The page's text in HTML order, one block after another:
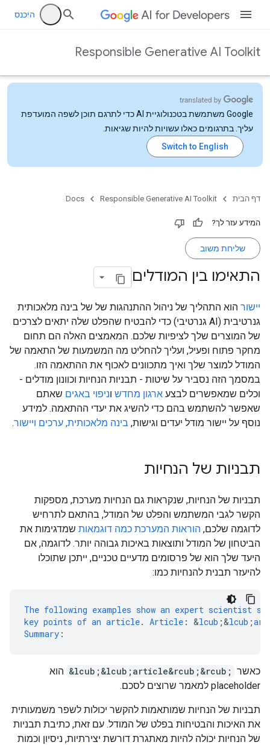
היכנס
Responsible Generative AI Toolkit
‫Google משתמשת בטכנולוגיית AI כדי לתרגם תוכן לשפה המועדפת
עליך. בתרגומים כאלו עשויות להיות שגיאות.
דף הבית Responsible Generative AI Toolkit
Docs
המידע עזר לך?
שליחת משוב
התאימו בין המודלים
יישור הוא התהליך של ניהול ההתנהגות של של בינה מלאכותית
גנרטיבית (AI גנרטיבי) כדי להבטיח שהפלט שלה יתאים לצרכים
של המוצרים שלך לציפיות שלכם. המאמצים האלה הם תחום
מחקר פתוח ופעיל, ועליך להחליט מה המשמעות של התאמה של
המודל למוצר שלך ואיך מתכוונים לאכוף את ההתאמה הזו.
במסמך הזה נסביר על שיטות - תבניות הנחיות וכוונון מודלים -
וכלים שמאפשרים לבצע ארגון מחדש וניפוי באגים שאתם
שאפשר להשתמש בהם כדי להשיג את יעדי ההתאמה. למידע
נוסף על יישור מודל יעדים וגישות, בינה מלאכותית, ערכים ויישור.
תבניות של הנחיות
תבניות של הנחיות, שנקראות גם הנחיות מערכת, מספקות
הקשר לגבי המשתמש והפלט של המודל, בהתאם לתרחיש
לדוגמה שלכם, הוראות המערכת כמה דוגמאות שמדגימות את
הביטחון של המודל ותוצאות באיכות גבוהה יותר. לדוגמה, אם
היעד שלך הוא של פרסומים מדעיים טכניים, ייתכן שתוכלו
להיעזר תבנית להנחיות כמו:
The following examples show an expert scientist
key points of an article. Article : &lcub ;&lcub ;
Summary :
כאשר &lcub;&lcub;article&rcub;&rcub; הוא
placeholder למאמר שרוצים לסכם.
תבניות של הנחיות שמותאמות להקשר יכולות לשפר משמעותית
את האיכות והבטיחות בפלט של המודל. עם זאת, כתיבת תבניות
של הנחיות יכולה להיות מאתגרת דורשת יצירתיות, ניסיון וכמות